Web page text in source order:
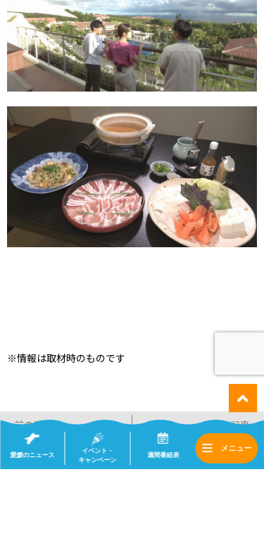
※情報は取材時のものです
前の記事
9月27日（土） な
るちか！ 店舗情報
次の記事
10月11日（土） な
るちか！ 店舗情報
愛媛のニュース
イベント・
キャンペーン
週間番組表